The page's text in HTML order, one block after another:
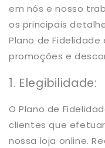
em nós e nosso
os principais
Plano de
promoções e
1. Elegibilidade:
O Plano de
clientes que
nossa loja online.